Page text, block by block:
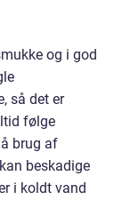
og i god
så det er
følge
brug af
beskadige
i koldt vand